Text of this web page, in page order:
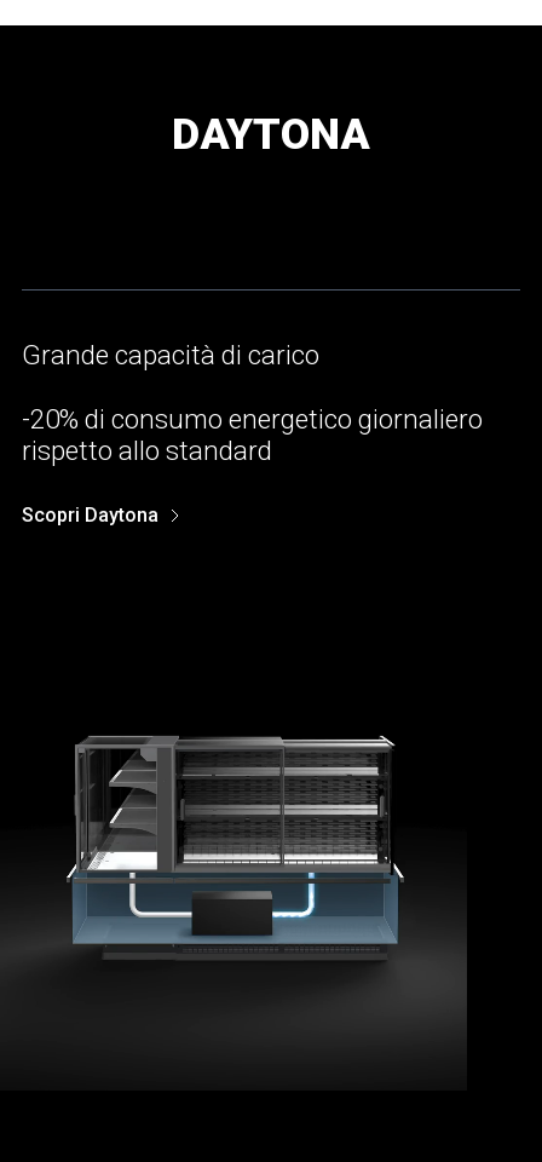
DAYTONA
Grande capacità di carico
-20% di consumo energetico giornaliero
rispetto allo standard
Scopri Daytona